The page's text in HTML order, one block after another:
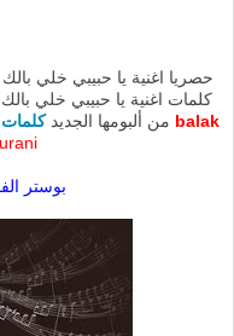
حصريا اغنية يا حبيبي خلي
كلمات اغنية يا حبيبي خلي بالك
balak من ألبومها الجديدكلمات
بوستر